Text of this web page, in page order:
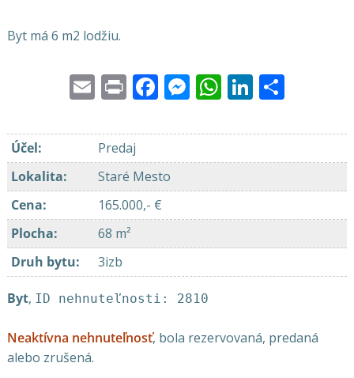
Byt má 6 m2 lodžiu.
EmailPrintFacebook
Messenger
WhatsApp
LinkedIn
Účel:
Predaj
Lokalita:
Staré Mesto
Cena:
165.000,- €
Plocha:
68 m²
Druh bytu: 3izb
Byt, ID nehnuteľnosti: 2810
Neaktívna nehnuteľnosť, bola rezervovaná, predaná
alebo zrušená.